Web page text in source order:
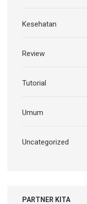
Kesehatan
Review
Tutorial
Umum
Uncategorized
PARTNER KITA